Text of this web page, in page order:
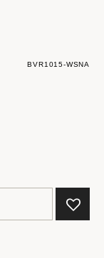
BVR1015-WSNA